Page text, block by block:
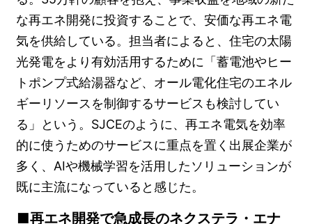
な再エネ開発に投資することで、安価な再エネ電
気を供給している。担当者によると、住宅の太陽
光発電をより有効活用するために「蓄電池やヒー
トポンプ式給湯器など、オール電化住宅のエネル
ギーリソースを制御するサービスも検討してい
る」という。SJCEのように、再エネ電気を効率
的に使うためのサービスに重点を置く出展企業が
多く、AIや機械学習を活用したソリューションが
既に主流になっていると感じた。
再エネ開発で急成長のネクステラ・エナ